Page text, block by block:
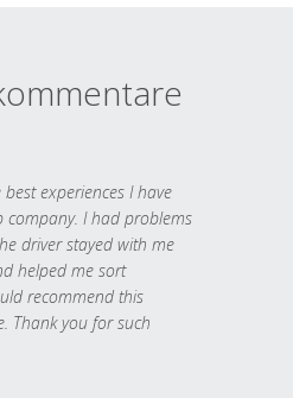
experiences I have
company. I had problems
driver stayed with me
helped me sort
recommend this
Thank you for such